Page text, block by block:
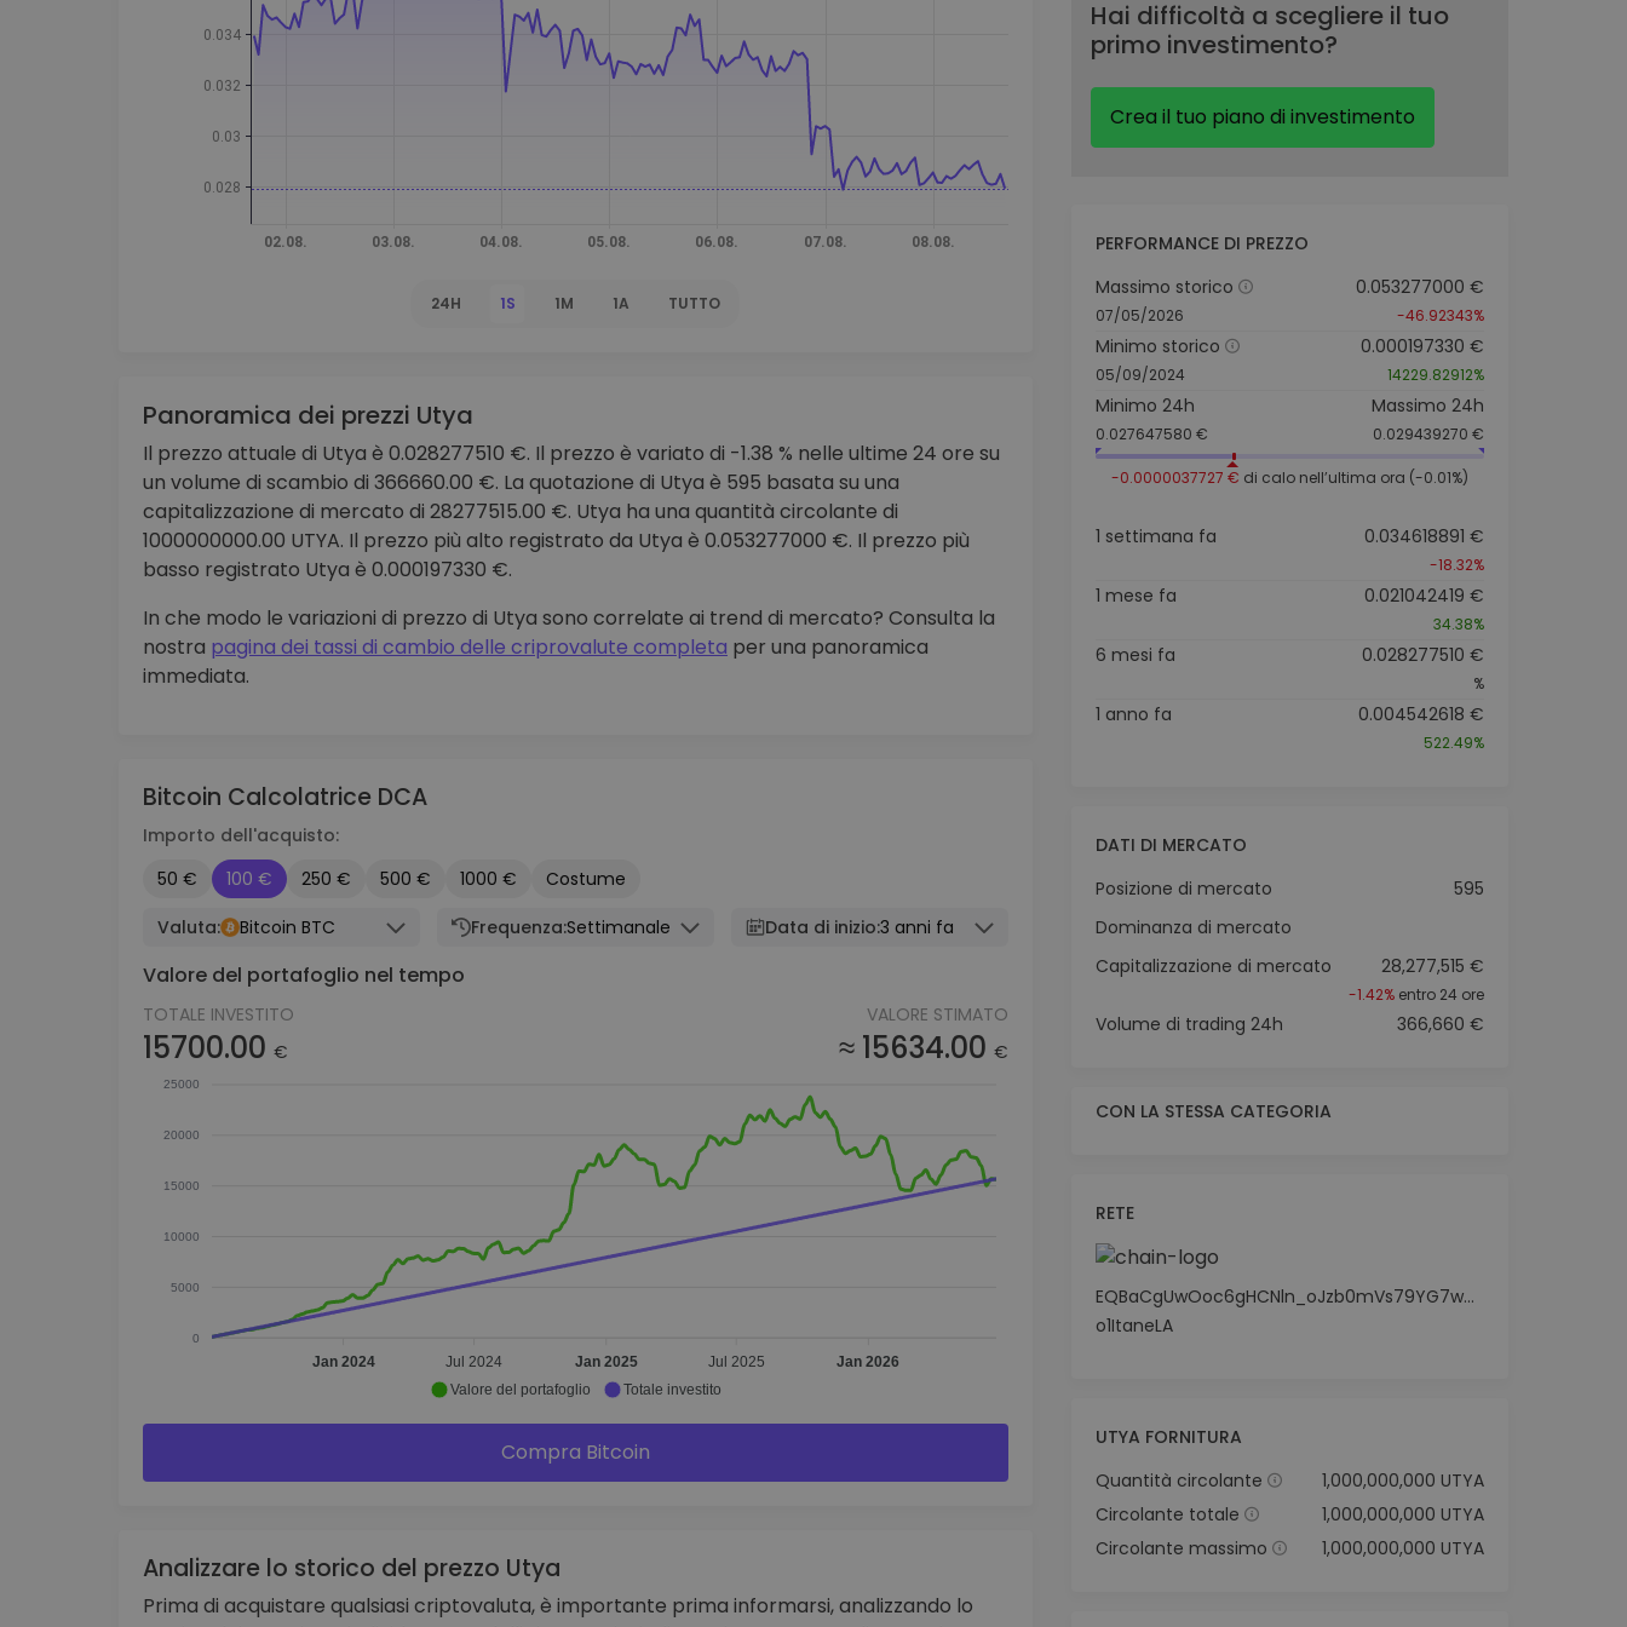
Scoperta investimenti
Trova la tua strategia crypto
24H 1S 1M 1A TUTTO
Panoramica dei prezzi Utya
Il prezzo attuale di Utya è 0.028277510 €. Il prezzo è variato di -1.38 % nelle ultime 24 ore su
un volume di scambio di 366660.00 €. La quotazione di Utya è 595 basata su una
capitalizzazione di mercato di 28277515.00 €. Utya ha una quantità circolante di
1000000000.00 UTYA. Il prezzo più alto registrato da Utya è 0.053277000 €. Il prezzo più
basso registrato Utya è 0.000197330 €.
In che modo le variazioni di prezzo di Utya sono correlate ai trend di mercato? Consulta la
nostra pagina dei tassi di cambio delle criprovalute completa per una panoramica
immediata.
Bitcoin Calcolatrice DCA
Importo dell'acquisto:
50 €
100 € 250 € 500 € 1000 €
Costume
Valuta:
Bitcoin BTC Frequenza:Settimanale Data di inizio:3 anni fa
Valore del portafoglio nel tempo
TOTALE INVESTITO
15700.00 €
VALORE STIMATO
≈ 15634.00 €
25000
20000
15000
10000
5000
0
Jan 2024 Jul 2024 Jan 2025 Jul 2025 Jan 2026
Valore del portafoglio Totale investito
Compra Bitcoin
Analizzare lo storico del prezzo Utya
Prima di acquistare qualsiasi criptovaluta, è importante prima informarsi, analizzando lo
Hai difficoltà a scegliere il tuo
primo investimento?
Crea il tuo piano di investimento
PERFORMANCE DI PREZZO
Massimo storico
07/05/2026
0.053277000 €
-46.92343%
Minimo storico
05/09/2024
0.000197330 €
14229.82912%
Minimo 24h
0.027647580 €
Massimo 24h
0.029439270 €
-0.0000037727 € di calo nell’ultima ora (-0.01%)
1 settimana fa 0.034618891 €
-18.32%
1 mese fa 0.021042419 €
34.38%
6 mesi fa 0.028277510 €
%
1 anno fa 0.004542618 €
522.49%
DATI DI MERCATO
Posizione di mercato
595
Dominanza di mercato
Capitalizzazione di mercato
28,277,515 €
-1.42%entro 24 ore
Volume di trading 24h 366,660 €
CON LA STESSA CATEGORIA
RETE
EQBaCgUwOoc6gHCNln_oJzb0mVs79YG7wYoavh-
o1ItaneLA
UTYA FORNITURA
Quantità circolante
1,000,000,000 UTYA
Circolante totale
1,000,000,000 UTYA
Circolante massimo
1,000,000,000 UTYA